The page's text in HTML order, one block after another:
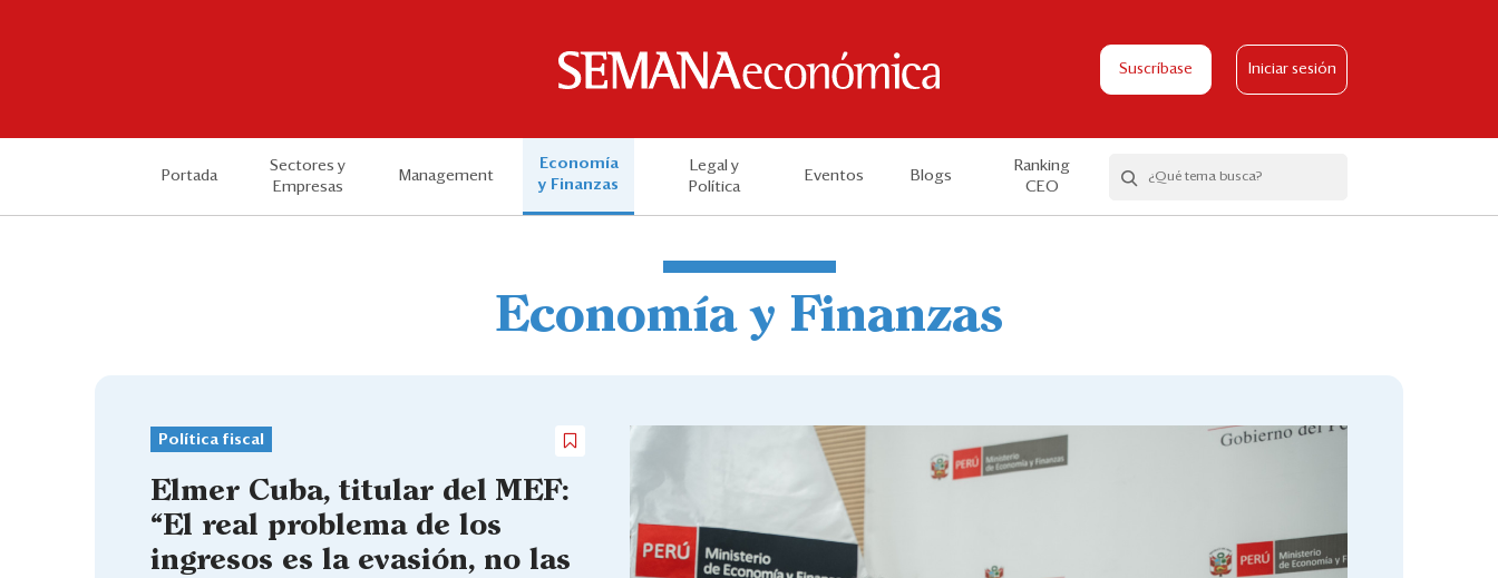
Suscríbase Iniciar sesión
Portada
Sectores y
Empresas
Management
Economía
y Finanzas
Legal y
Política
Eventos Blogs
Ranking
CEO
Economía y Finanzas
Política fiscal
Elmer Cuba, titular del MEF:
“El real problema de los
ingresos es la evasión, no las